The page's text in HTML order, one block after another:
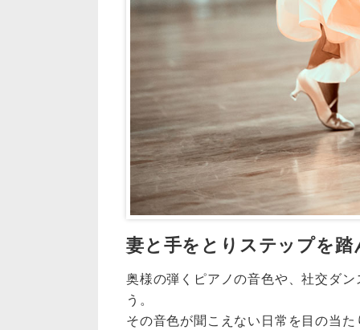
妻と手をとりステップを
奥様の弾くピアノの音色や、社交ダ
う。
その音色が聞こえない日常を目の当